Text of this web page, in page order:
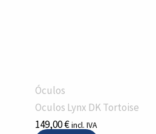
Óculos
Oculos Lynx DK Tortoise
149,00€incl. IVA